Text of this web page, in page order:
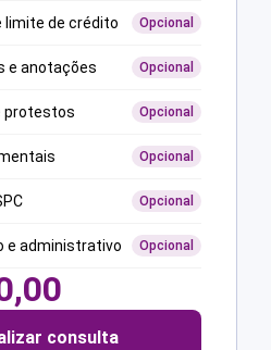
limite de crédito Opcional
e anotações Opcional
protestos Opcional
Opcional
Opcional
e administrativo Opcional
consulta